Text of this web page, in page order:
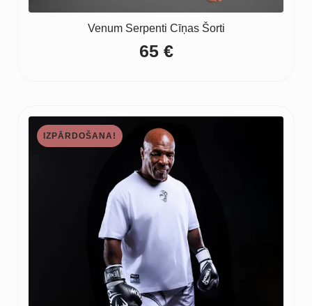
Venum Serpenti Cīņas Šorti
65 €
IZPĀRDOŠANA!